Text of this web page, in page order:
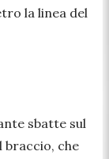
la linea del
sbatte sul
braccio, che